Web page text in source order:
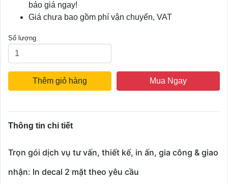
báo giá ngay!
Giá chưa bao gồm phí vận chuyển, VAT
Số lượng
Thêm giỏ hàng Mua Ngay
Thông tin chi tiết
Trọn gói dịch vụ tư vấn, thiết kế, in ấn, gia công & giao
nhận: In decal 2 mặt theo yêu cầu